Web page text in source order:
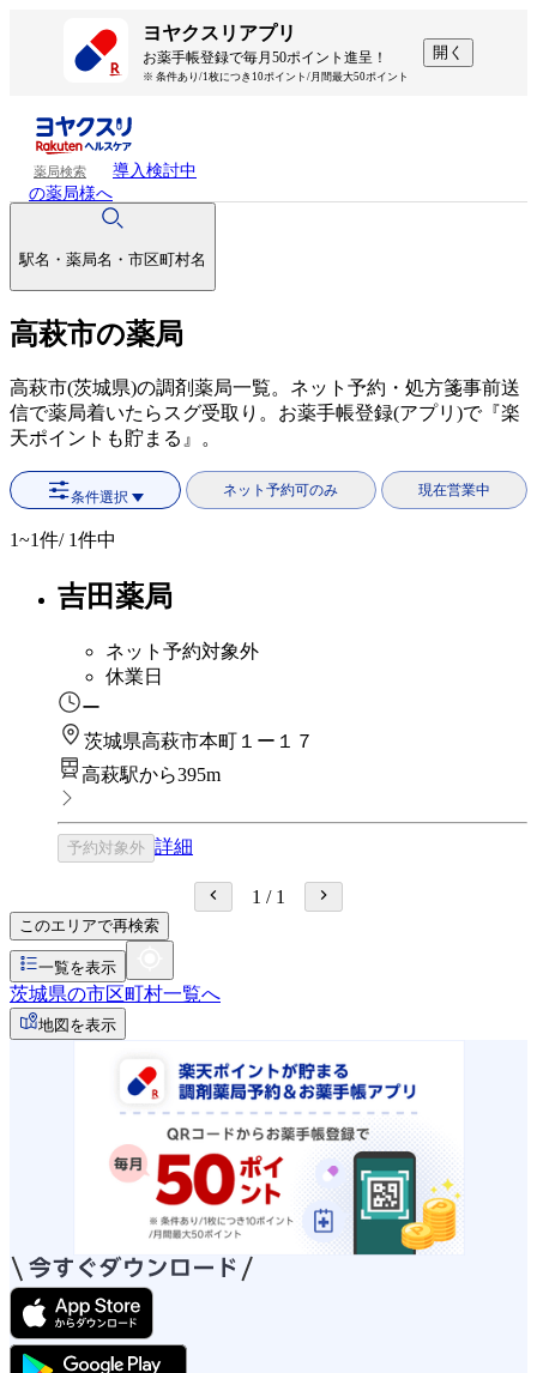
ヨヤクスリアプリ
お薬手帳登録で毎月50ポイント進呈！
※ 条件あり/1枚につき10ポイント/月間最大50ポイント
開く
薬局検索
導入検討中
の薬局様へ
駅名・薬局名・市区町村名
高萩市の薬局
高萩市(茨城県)の調剤薬局一覧。ネット予約・処方箋事前送
信で薬局着いたらスグ受取り。お薬手帳登録(アプリ)で『楽
天ポイントも貯まる』。
条件選択 ネット予約可のみ 現在営業中
1~1件/ 1件中
吉田薬局
ネット予約対象外
休業日
ー
茨城県高萩市本町１ー１７
高萩駅から395m
予約対象外 詳細
1 / 1
このエリアで再検索
一覧を表示
茨城県の市区町村一覧へ
地図を表示